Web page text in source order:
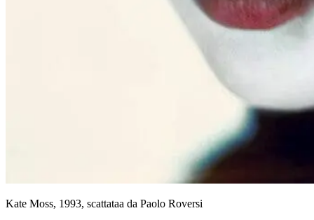
Kate Moss, 1993, scattataa da Paolo Roversi